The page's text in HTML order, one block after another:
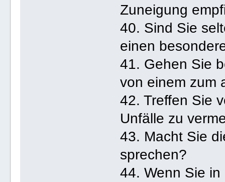
Zuneigung
40. Sind Sie
einen
41. Gehen Sie
von einem zum
42. Treffen Sie
Unfälle zu
43. Macht Sie
sprechen?
44. Wenn Sie